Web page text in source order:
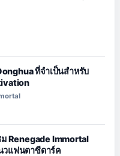
ที่จำเป็นสำหรับ
Renegade Immortal
แฟนตาซีดาร์ค